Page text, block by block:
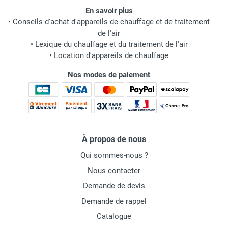
En savoir plus
• Conseils d'achat d'appareils de chauffage et de traitement
de l'air
• Lexique du chauffage et du traitement de l'air
• Location d'appareils de chauffage
Nos modes de paiement
À propos de nous
Qui sommes-nous ?
Nous contacter
Demande de devis
Demande de rappel
Catalogue